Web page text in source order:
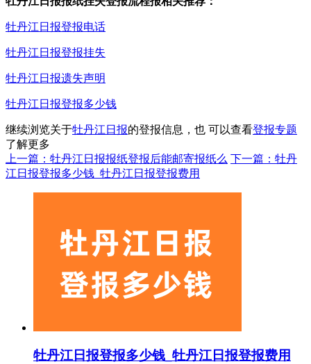
牡丹江日报登报电话
牡丹江日报登报挂失
牡丹江日报遗失声明
牡丹江日报登报多少钱
继续浏览关于牡丹江日报的登报信息，也 可以查看登报专题
了解更多
上一篇：牡丹江日报报纸登报后能邮寄报纸么 下一篇：牡丹
江日报登报多少钱_牡丹江日报登报费用
牡丹江日报登报多少钱_牡丹江日报登报费用